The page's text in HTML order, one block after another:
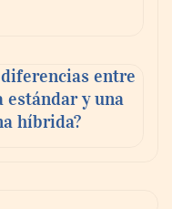
diferencias entre
estándar y una
híbrida?